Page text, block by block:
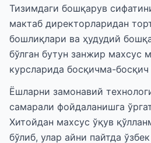
Тизимдаги бошқарув
мактаб директорларидан
бошлиқлари ва ҳудудий
бўлган бутун занжир махсус
курсларида босқичма-босқич
Ёшларни замонавий
самарали фойдаланишга
Хитойдан махсус ўқув
бўлиб, улар айни пайтда